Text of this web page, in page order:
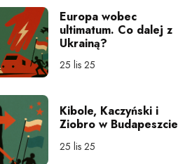
Europa wobec
ultimatum. Co dalej z
Ukrainą?
25 lis 25
Kibole, Kaczyński i
Ziobro w Budapeszcie
25 lis 25